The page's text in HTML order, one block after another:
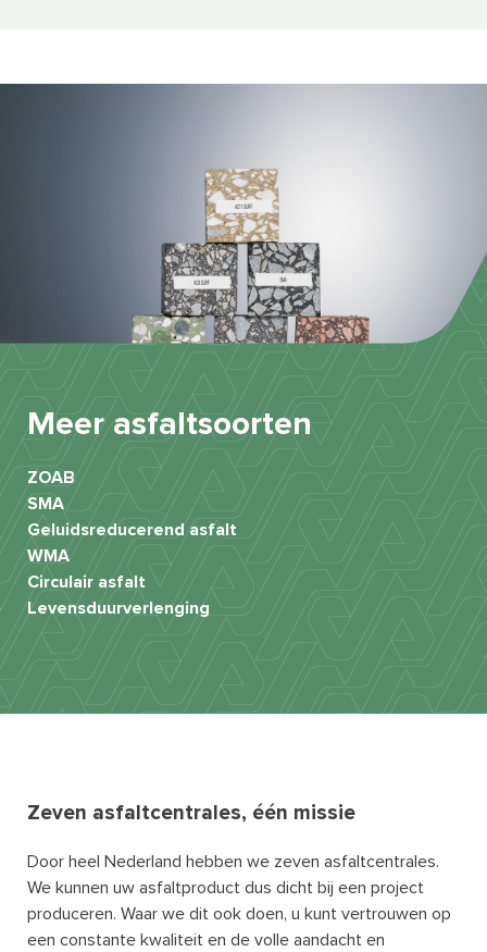
Meer asfaltsoorten
ZOAB
SMA
Geluidsreducerend asfalt
WMA
Circulair asfalt
Levensduurverlenging
Zeven asfaltcentrales, één missie
Door heel Nederland hebben we zeven asfaltcentrales.
We kunnen uw asfaltproduct dus dicht bij een project
produceren. Waar we dit ook doen, u kunt vertrouwen op
een constante kwaliteit en de volle aandacht en